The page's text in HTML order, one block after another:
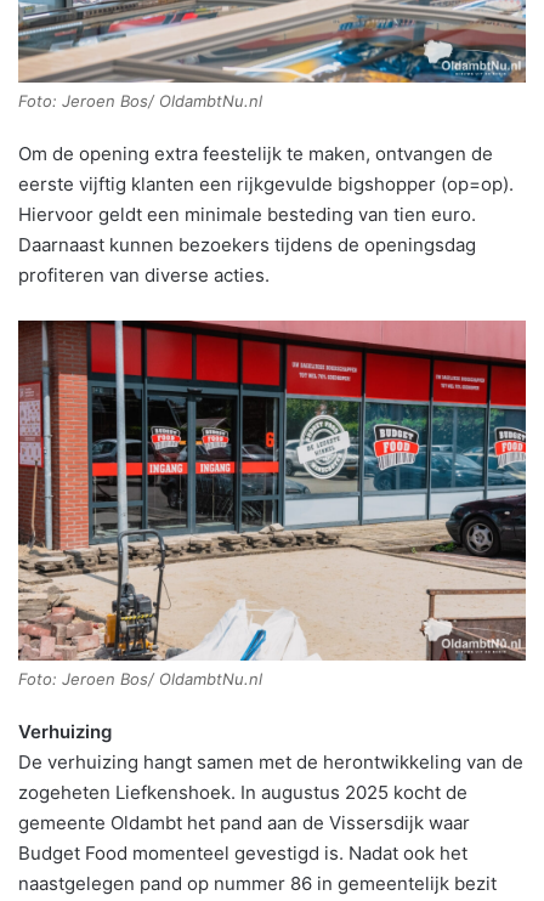
Foto: Jeroen Bos/ OldambtNu.nl
Om de opening extra feestelijk te maken, ontvangen de
eerste vijftig klanten een rijkgevulde bigshopper (op=op).
Hiervoor geldt een minimale besteding van tien euro.
Daarnaast kunnen bezoekers tijdens de openingsdag
profiteren van diverse acties.
Foto: Jeroen Bos/ OldambtNu.nl
Verhuizing
De verhuizing hangt samen met de herontwikkeling van de
zogeheten Liefkenshoek. In augustus 2025 kocht de
gemeente Oldambt het pand aan de Vissersdijk waar
Budget Food momenteel gevestigd is. Nadat ook het
naastgelegen pand op nummer 86 in gemeentelijk bezit